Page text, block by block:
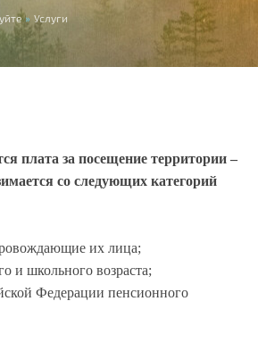
» Услуги
плата за посещение территории –
со следующих категорий
их лица;
и школьного возраста;
Федерации пенсионного